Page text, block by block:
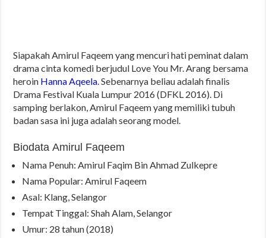
Siapakah Amirul Faqeem yang mencuri hati peminat dalam
drama cinta komedi berjudul Love You Mr. Arang bersama
heroin Hanna Aqeela . Sebenarnya beliau adalah finalis
Drama Festival Kuala Lumpur 2016 (DFKL 2016). Di
samping berlakon, Amirul Faqeem yang memiliki tubuh
badan sasa ini juga adalah seorang model.
Biodata Amirul Faqeem
Nama Penuh: Amirul Faqim Bin Ahmad Zulkepre
Nama Popular: Amirul Faqeem
Asal: Klang, Selangor
Tempat Tinggal: Shah Alam, Selangor
Umur: 28 tahun (2018)